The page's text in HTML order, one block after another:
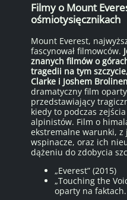
Filmy o Mount
ośmiotysięcznikach
Mount Everest,
fascynował filmowców.
znanych filmów o
tragedii na tym
Clarke i Joshem
dramatyczny film
przedstawiający
kiedy to podczas
alpinistów. Film o
ekstremalne warunki, z
wspinacze, oraz ich
dążeniu do zdobycia
„Everest” (2015)
„Touching the
oparty na faktach.